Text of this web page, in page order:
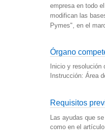
empresa en todo
modifican las
Pymes", en el
Órgano
Inicio y resolución
Instrucción: Área
Requisitos
Las ayudas que
como en el